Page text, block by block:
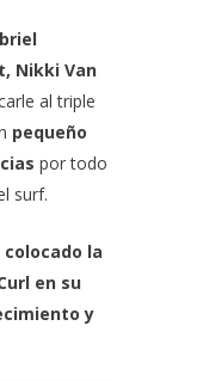
Nikki Van
al triple
pequeño
por todo
surf.
colocado la
en su
y